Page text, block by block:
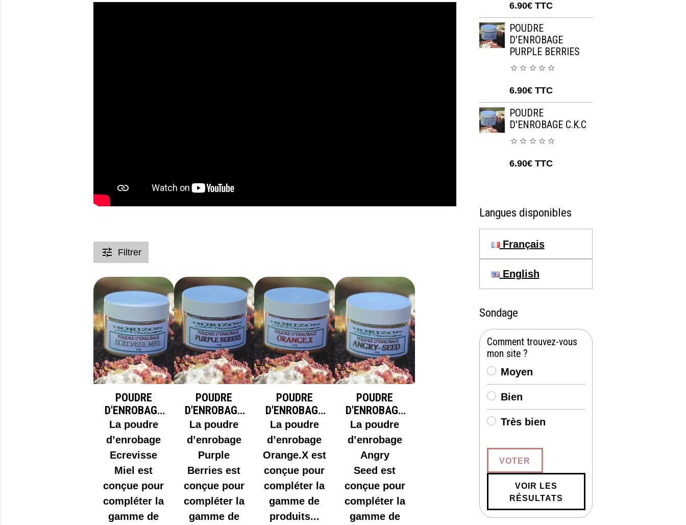
Filtrer
POUDRE
D'ENROBAGE
ECREVISSE
MIEL
La poudre
d’enrobage
Ecrevisse
Miel est
conçue pour
compléter la
gamme de
POUDRE
D'ENROBAGE
PURPLE
BERRIES
La poudre
d’enrobage
Purple
Berries est
conçue pour
compléter la
gamme de
POUDRE
D'ENROBAGE
ORANGE.X
La poudre
d’enrobage
Orange.X est
conçue pour
compléter la
gamme de
produits...
POUDRE
D'ENROBAGE
ANGRY SEED
La poudre
d’enrobage
Angry
Seed est
conçue pour
compléter la
gamme de
6.90€ TTC
POUDRE
D'ENROBAGE
PURPLE BERRIES
6.90€ TTC
POUDRE
D'ENROBAGE C.K.C
6.90€ TTC
Langues disponibles
Français
English
Sondage
Comment trouvez-vous
mon site ?
Moyen
Bien
Très bien
VOTER
VOIR LES
RÉSULTATS